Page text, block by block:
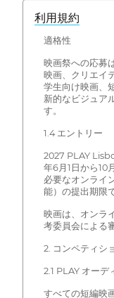
利用規約
適格性
映画祭への応募
映画、クリエイ
学生向け映画、
新的なビジュア
す。
1.4 エントリー
2027 PLAY
年6月1日から10
必要なオンライ
能）の提出期限
映画は、オンラ
考委員会による
2. コンペティシ
2.1 PLAY オー
すべての短編映